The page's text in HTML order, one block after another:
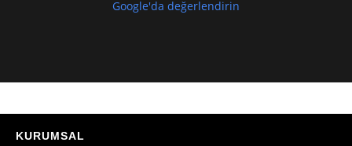
sağladılar, her soruma sabırla ve açıklayıcı bir şekilde yanıt verdiler.
"Absolutelly the best at the TRNC. Highly recommeded !!! Thank You
Google'da değerlendirin
KURUMSAL